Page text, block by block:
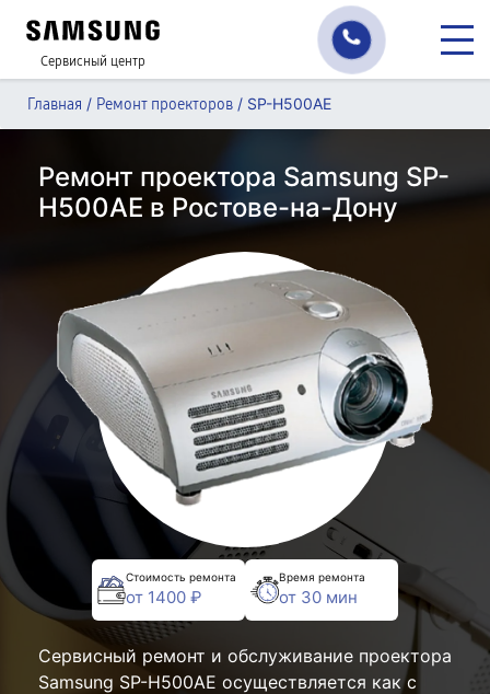
Сервисный центр
Главная / Ремонт проекторов / SP-H500AE
Ремонт проектора Samsung SP-
H500AE в Ростове-на-Дону
Стоимость ремонта
от 1400 ₽
Время ремонта
от 30 мин
Сервисный ремонт и обслуживание проектора
Samsung SP-H500AE осуществляется как с